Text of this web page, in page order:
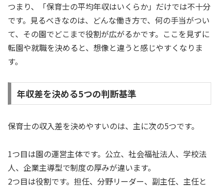
つまり、「保育士の平均年収はいくらか」だけでは不十分
です。見るべきなのは、どんな働き方で、何の手当がつい
て、その園でどこまで役割が広がるかです。ここを見ずに
転園や就職を決めると、想像と違うと感じやすくなりま
す。
年収差を決める5つの判断基準
保育士の収入差を決めやすいのは、主に次の5つです。
1つ目は園の運営主体です。公立、社会福祉法人、学校法
人、企業主導型で制度の厚みが違います。
2つ目は役割です。担任、分野リーダー、副主任、主任と